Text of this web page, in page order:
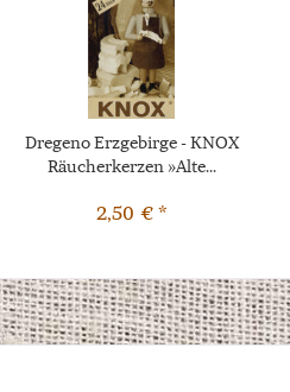
Dregeno Erzgebirge - KNOX
Räucherkerzen »Alte...
2,50 € *